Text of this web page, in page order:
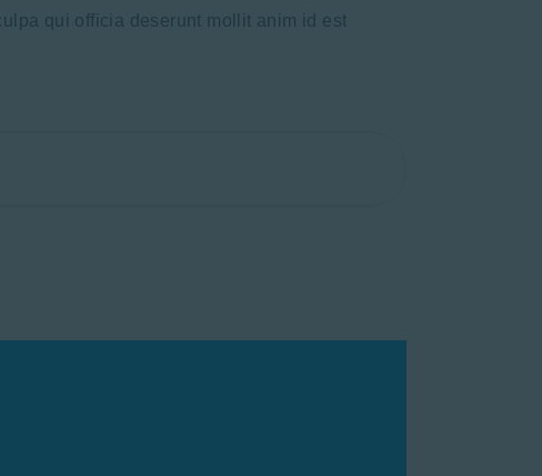
qui officia deserunt mollit anim id est